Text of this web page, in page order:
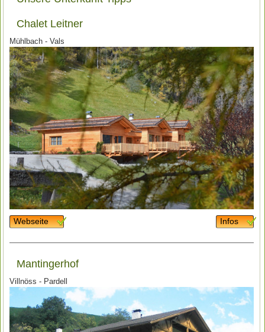
Chalet Leitner
Mühlbach - Vals
Webseite Infos
Mantingerhof
Villnöss - Pardell